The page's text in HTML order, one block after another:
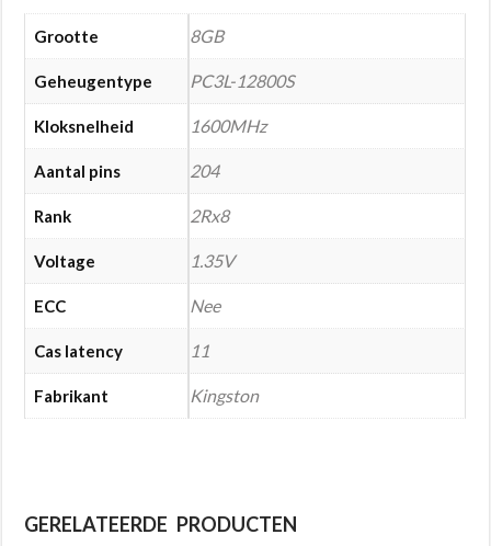
Grootte 8GB
Geheugentype PC3L-12800S
Kloksnelheid 1600MHz
Aantal pins 204
Rank 2Rx8
Voltage 1.35V
ECC Nee
Cas latency 11
Fabrikant Kingston
GERELATEERDE PRODUCTEN